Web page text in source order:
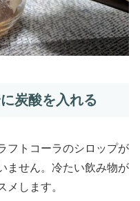
炭酸を入れる
フトコーラのシロップが
ません。冷たい飲み物が
メします。